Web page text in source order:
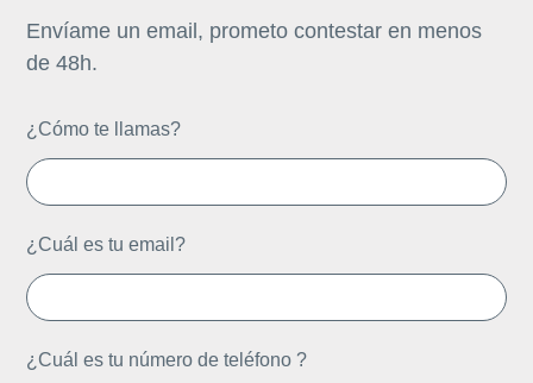
Envíame un email, prometo contestar en menos
de 48h.
¿Cómo te llamas?
¿Cuál es tu email?
¿Cuál es tu número de teléfono ?